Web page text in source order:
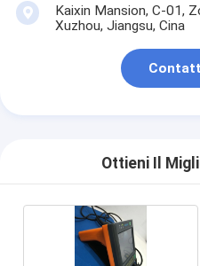
Kaixin Mansion, C-01,
Xuzhou, Jiangsu, Cina
Ottieni Il